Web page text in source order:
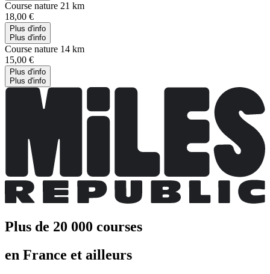
Course nature 21 km
18,00 €
Plus d'info
Plus d'info
Course nature 14 km
15,00 €
Plus d'info
Plus d'info
Plus de 20 000 courses
en France et ailleurs